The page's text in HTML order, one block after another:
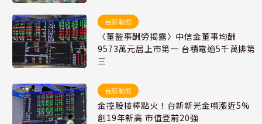
台股動態
〈董監事酬勞揭露〉中信金董事均酬
9573萬元居上市第一 台積電逾5千萬排第
三
台股動態
金控股接棒點火！台新新光金噴漲近5%
創19年新高 市值登前20強